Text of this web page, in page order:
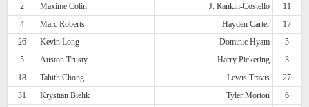
2
Maxime Colin J. Rankin-Costello
11
4
Marc Roberts Hayden Carter
17
26
Kevin Long Dominic Hyam
5
5
Auston Trusty Harry Pickering
3
18
Tahith Chong Lewis Travis
27
31
Krystian Bielik Tyler Morton
6